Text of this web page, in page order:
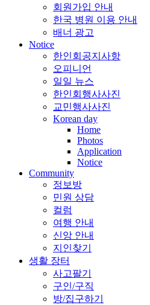
회원가입 안내
한국 병원 이용 안내
배너 광고
Notice
한인회공지사항
오피니언
일일 뉴스
한인회행사사진
교민행사사진
Korean day
Home
Photos
Application
Notice
Community
정보방
민원 상담
컬럼
여행 안내
신앙 안내
지인찾기
생활 장터
사고팔기
구인/구직
방/집구하기